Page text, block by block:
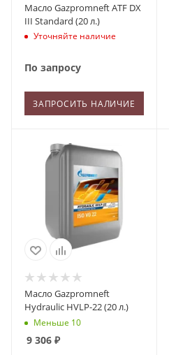
Масло Gazpromneft ATF DX
III Standard (20 л.)
Уточняйте наличие
По запросу
ЗАПРОСИТЬ НАЛИЧИЕ
Масло Gazpromneft
Hydraulic HVLP-22 (20 л.)
Меньше 10
9 306 ₽